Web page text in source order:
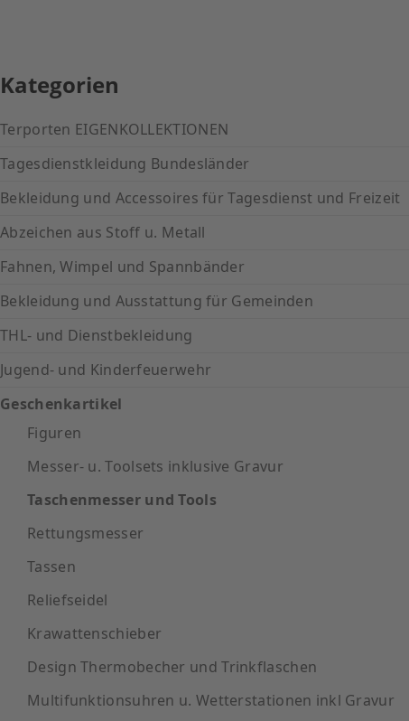
Kategorien
Terporten EIGENKOLLEKTIONEN
Tagesdienstkleidung Bundesländer
Bekleidung und Accessoires für Tagesdienst und Freizeit
Abzeichen aus Stoff u. Metall
Fahnen, Wimpel und Spannbänder
Bekleidung und Ausstattung für Gemeinden
THL- und Dienstbekleidung
Jugend- und Kinderfeuerwehr
Geschenkartikel
Figuren
Messer- u. Toolsets inklusive Gravur
Taschenmesser und Tools
Rettungsmesser
Tassen
Reliefseidel
Krawattenschieber
Design Thermobecher und Trinkflaschen
Multifunktionsuhren u. Wetterstationen inkl Gravur